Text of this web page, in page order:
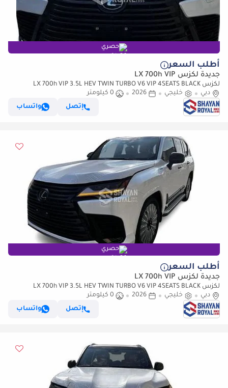
حصري
أطلب السعر
جديدة لكزس LX 700h VIP
لكزس LX 700h VIP 3.5L HEV TWIN TURBO V6 VIP 4SEATS BLACK
EDITION | AUTO PARKING | AT 4WD 2026MY
دبي خليجي 2026
0 كيلومتر
إتصل
واتساب
حصري
أطلب السعر
جديدة لكزس LX 700h VIP
لكزس LX 700h VIP 3.5L HEV TWIN TURBO V6 VIP 4SEATS BLACK
EDITION | AUTO PARKING | AT 4WD 2026MY
دبي خليجي 2026
0 كيلومتر
إتصل
واتساب